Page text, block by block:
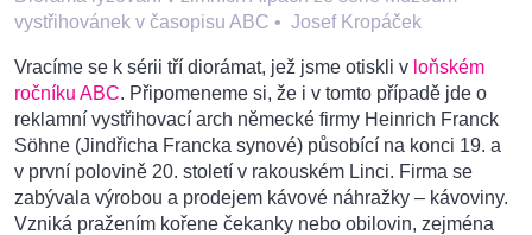
vystřihovánek v časopisu ABC • Josef Kropáček
Vracíme se k sérii tří diorámat, jež jsme otiskli v loňském
ročníku ABC. Připomeneme si, že i v tomto případě jde o
reklamní vystřihovací arch německé firmy Heinrich Franck
Söhne (Jindřicha Francka synové) působící na konci 19. a
v první polovině 20. století v rakouském Linci. Firma se
zabývala výrobou a prodejem kávové náhražky – kávoviny.
Vzniká pražením kořene čekanky nebo obilovin, zejména